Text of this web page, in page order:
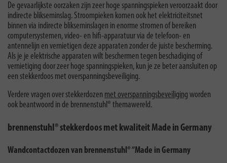
De gevaarlijkste oorzaken zijn zeer hoge spanningspieken veroorzaakt door
indirecte blikseminslag. Stroompieken komen ook het elektriciteitsnet
binnen via indirecte blikseminslagen in enorme stromen of bereiken
computersystemen, video- en hifi-apparatuur via de telefoon- en
antennelijn en vernietigen deze apparaten zonder de juiste bescherming.
Als je je elektrische apparaten wilt beschermen tegen beschadiging of
vernietiging door zeer hoge spanningspieken, kun je ze beter aansluiten op
een stekkerdoos met overspanningsbeveiliging.
Verdere vragen over stekkerdozen met overspanningsbeveiliging worden
ook beantwoord in de brennenstuhl® themawereld.
brennenstuhl® stekkerdoos met kwaliteit Made in Germany
Wandcontactdozen van brennenstuhl® “Made in Germany